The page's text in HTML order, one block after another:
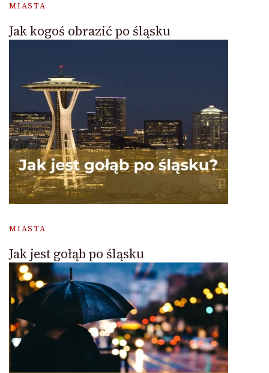
MIASTA
Jak kogoś obrazić po śląsku
MIASTA
Jak jest gołąb po śląsku